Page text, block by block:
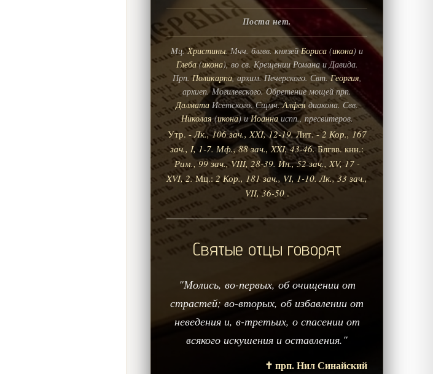
Поста нет.
Мц.Христины. Мчч. блгвв. князейБориса (икона) и
Глеба(икона), во св. Крещении Романа и Давида.
Прп.Поликарпа, архим. Печерского. Свт.Георгия,
архиеп. Могилевского. Обретение мощей прп.
Далмата Исетского. Сщмч.Алфея диакона. Свв.
Николая(икона) иИоаннаиспп., пресвитеров.
Утр. -Лк., 106 зач., XXI, 12-19.Лит. -2 Кор., 167
зач., I, 1-7. Мф., 88 зач., XXI, 43-46.Блгвв. кнн.:
Рим., 99 зач., VIII, 28-39. Ин., 52 зач., XV, 17 -
XVI, 2.Мц.: 2 Кор., 181 зач., VI, 1-10. Лк., 33 зач.,
VII, 36-50 .
Святые отцы говорят
"Молись, во-первых, об очищении от
страстей; во-вторых, об избавлении от
неведения и, в-третьих, о спасении от
всякого искушения и оставления."
✝️ прп. Нил Синайский